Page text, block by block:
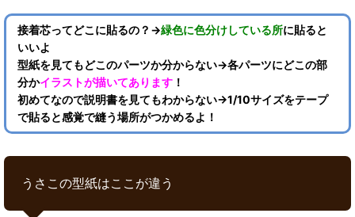
接着芯ってどこに貼るの？→緑色に色分けしている所に貼ると
いいよ
型紙を見てもどこのパーツか分からない→各パーツにどこの部
分かイラストが描いてあります ！
初めてなので説明書を見てもわからない→1/10サイズをテープ
で貼ると感覚で縫う場所がつかめるよ！
うさこの型紙はここが違う